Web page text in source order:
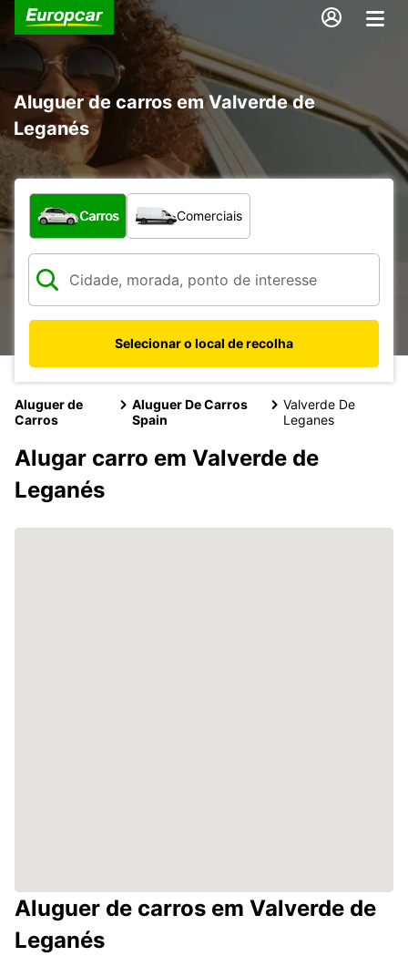
Aluguer de carros em Valverde de
Leganés
Que tipo de veículo pretende?
Carros Comerciais
Selecionar o local de recolha
Aluguer de
Carros
Aluguer De Carros
Spain
Valverde De
Leganes
Alugar carro em Valverde de
Leganés
Aluguer de carros em Valverde de
Leganés